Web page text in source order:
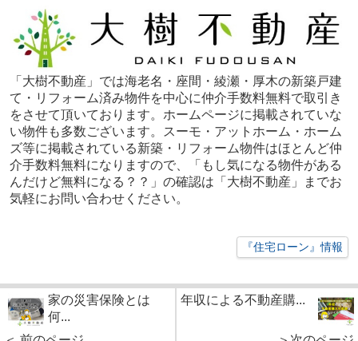
「大樹不動産」では海老名・座間・綾瀬・厚木の新築戸建
て・リフォーム済み物件を中心に仲介手数料無料で取引き
をさせて頂いております。ホームページに掲載されていな
い物件も多数ございます。スーモ・アットホーム・ホーム
ズ等に掲載されている新築・リフォーム物件はほとんど仲
介手数料無料になりますので、「もし気になる物件がある
んだけど無料になる？？」の確認は「大樹不動産」までお
気軽にお問い合わせください。
『住宅ローン』情報
家の災害保険とは
何...
年収による不動産購...